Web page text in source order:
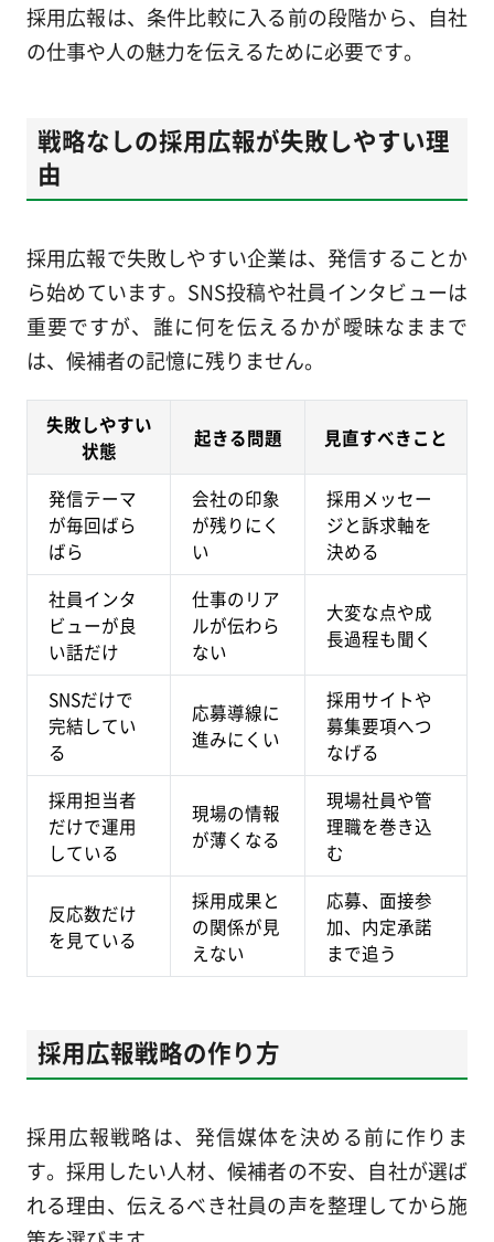
採用広報は、条件比較に入る前の段階から、自社
の仕事や人の魅力を伝えるために必要です。
戦略なしの採用広報が失敗しやすい理
由
採用広報で失敗しやすい企業は、発信することか
ら始めています。SNS投稿や社員インタビューは
重要ですが、誰に何を伝えるかが曖昧なままで
は、候補者の記憶に残りません。
失敗しやすい
状態
起きる問題 見直すべきこと
発信テーマ
が毎回ばら
ばら
会社の印象
が残りにく
い
採用メッセー
ジと訴求軸を
決める
社員インタ
ビューが良
い話だけ
仕事のリア
ルが伝わら
ない
大変な点や成
長過程も聞く
SNSだけで
完結してい
る
応募導線に
進みにくい
採用サイトや
募集要項へつ
なげる
採用担当者
だけで運用
している
現場の情報
が薄くなる
現場社員や管
理職を巻き込
む
反応数だけ
を見ている
採用成果と
の関係が見
えない
応募、面接参
加、内定承諾
まで追う
採用広報戦略の作り方
採用広報戦略は、発信媒体を決める前に作りま
す。採用したい人材、候補者の不安、自社が選ば
れる理由、伝えるべき社員の声を整理してから施